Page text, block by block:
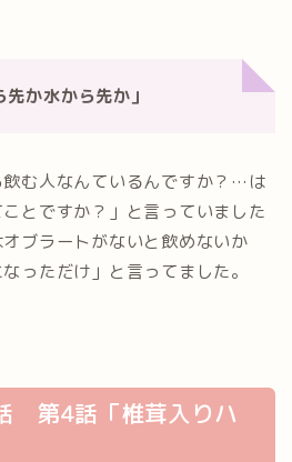
先か水から先か」
む人なんているんですか？…は
とですか？」と言っていました
ブラートがないと飲めないか
っただけ」と言ってました。
第4話「椎茸入りハ